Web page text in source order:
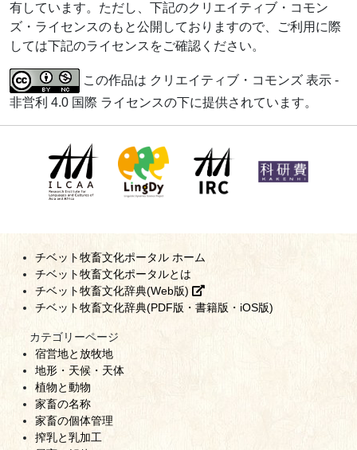
有しています。ただし、下記のクリエイティブ・コモン
ズ・ライセンスのもと公開しておりますので、ご利用に際
しては下記のライセンスをご確認ください。
この作品は クリエイティブ・コモンズ 表示 -
非営利 4.0 国際 ライセンスの下に提供されています。
チベット牧畜文化ポータル ホーム
チベット牧畜文化ポータルとは
チベット牧畜文化辞典(Web版)
チベット牧畜文化辞典(PDF版・書籍版・iOS版)
カテゴリーページ
宿営地と放牧地
地形・天候・天体
植物と動物
家畜の名称
家畜の個体管理
搾乳と乳加工